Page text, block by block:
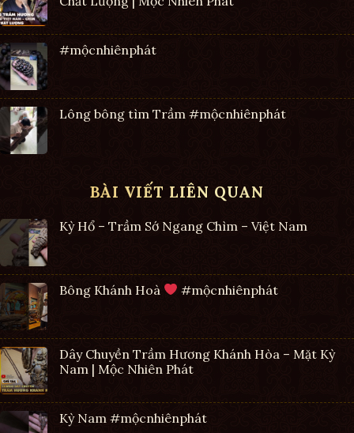
#mộcnhiênphát
Lông bông tìm Trầm #mộcnhiênphát
BÀI VIẾT LIÊN QUAN
Kỳ Hổ – Trầm Sớ Ngang Chìm – Việt Nam
Bông Khánh Hoà #mộcnhiênphát
Dây Chuyền Trầm Hương Khánh Hòa – Mặt Kỳ
Nam | Mộc Nhiên Phát
Kỳ Nam #mộcnhiênphát